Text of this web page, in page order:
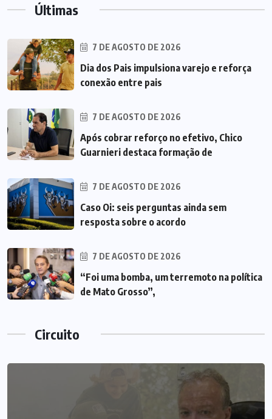
Últimas
7 DE AGOSTO DE 2026
Dia dos Pais impulsiona varejo e reforça
conexão entre pais
7 DE AGOSTO DE 2026
Após cobrar reforço no efetivo, Chico
Guarnieri destaca formação de
7 DE AGOSTO DE 2026
Caso Oi: seis perguntas ainda sem
resposta sobre o acordo
7 DE AGOSTO DE 2026
“Foi uma bomba, um terremoto na política
de Mato Grosso”,
Circuito